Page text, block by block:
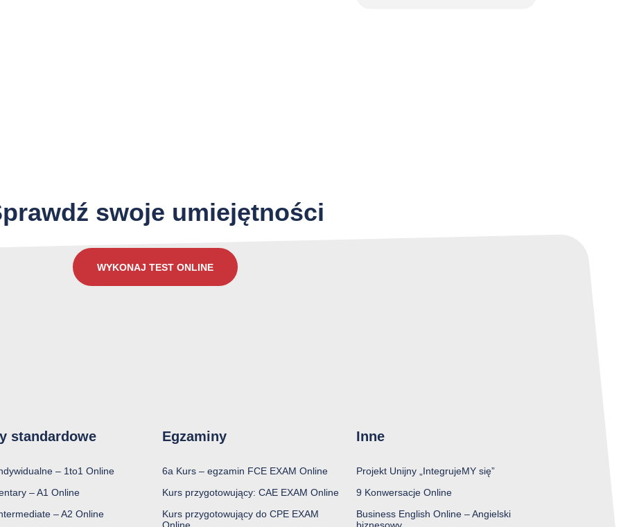
swoje umiejętności
WYKONAJ TEST ONLINE
standardowe
– 1to1 Online
– A1 Online
– A2 Online
Egzaminy
6a Kurs – egzamin FCE EXAM Online
Kurs przygotowujący: CAE EXAM Online
Kurs przygotowujący do CPE EXAM
Inne
Projekt Unijny „IntegrujeMY się”
9 Konwersacje Online
Business English Online – Angielski